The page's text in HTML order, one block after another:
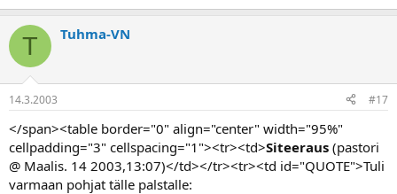
T Tuhma-VN
14.3.2003 #17
</span><table border="0" align="center" width="95%"
cellpadding="3" cellspacing="1"><tr><td>Siteeraus (pastori
@ Maalis. 14 2003,13:07)</td></tr><tr><td id="QUOTE">Tuli
varmaan pohjat tälle palstalle: